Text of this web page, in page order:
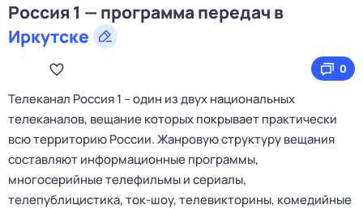
Россия 1 — программа передач в
Иркутске
0
Телеканал Россия 1 – один из двух национальных
телеканалов, вещание которых покрывает практически
всю территорию России. Жанровую структуру вещания
составляют информационные программы,
многосерийные телефильмы и сериалы,
телепублицистика, ток-шоу, телевикторины, комедийные